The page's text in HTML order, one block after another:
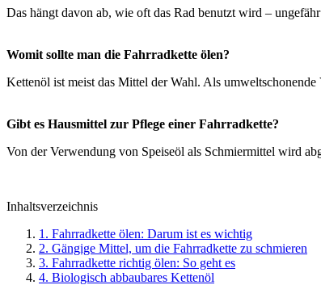
Das hängt davon ab, wie oft das Rad benutzt wird –
Womit sollte man die Fahrradkette ölen?
Kettenöl ist meist das Mittel der Wahl. Als
Gibt es Hausmittel zur Pflege einer Fahrradkette?
Von der Verwendung von Speiseöl als Schmiermittel wird
Inhaltsverzeichnis
1. Fahrradkette ölen: Darum ist es wichtig
2. Gängige Mittel, um die Fahrradkette zu schmieren
3. Fahrradkette richtig ölen: So geht es
4. Biologisch abbaubares Kettenöl